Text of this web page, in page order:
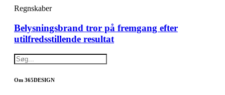
Regnskaber
Belysningsbrand tror på fremgang efter
utilfredsstillende resultat
Om 365DESIGN